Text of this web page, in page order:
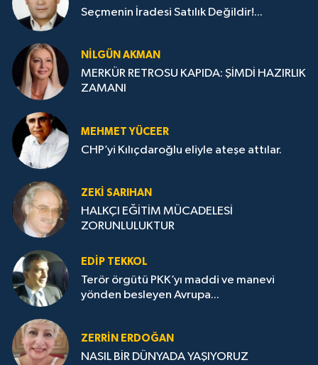
Seçmenin İradesi Satılık Değildir!...
NILGÜN AKMAN
MERKÜR RETROSU KAPIDA: ŞİMDİ HAZIRLIK
ZAMANI
MEHMET YÜCEER
CHP’yi Kılıçdaroğlu eliyle ateşe attılar.
ZEKI SARIHAN
HALKÇI EĞİTİM MÜCADELESİ
ZORUNLULUKTUR
EDIP TEKKOL
Terör örgütü PKK’yı maddi ve manevi
yönden besleyen Avrupa...
ZERRIN ERDOĞAN
NASIL BİR DÜNYADA YAŞIYORUZ